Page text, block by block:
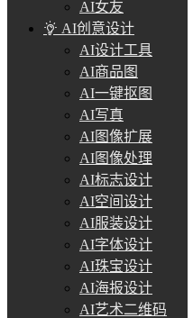
AI女友
AI创意设计
AI设计工具
AI商品图
AI一键抠图
AI写真
AI图像扩展
AI图像处理
AI标志设计
AI空间设计
AI服装设计
AI字体设计
AI珠宝设计
AI海报设计
AI艺术二维码